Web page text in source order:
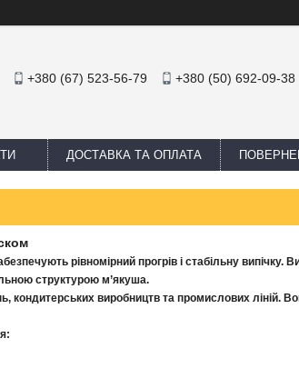
+380 (67) 523-56-79 +380 (50) 692-09-38
ДОСТАВКА ТА ОПЛАТА
рівномірний прогрів і стабільну
структурою м’якуша.
кондитерських виробництв та промислових ліній.